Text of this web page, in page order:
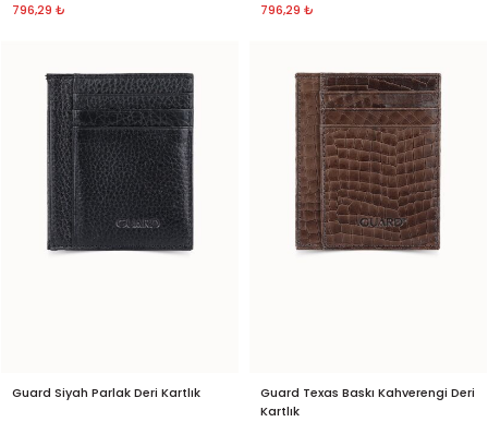
796,29 ₺ 796,29 ₺
Guard Siyah Parlak Deri Kartlık
Guard Texas Baskı Kahverengi Deri
Kartlık